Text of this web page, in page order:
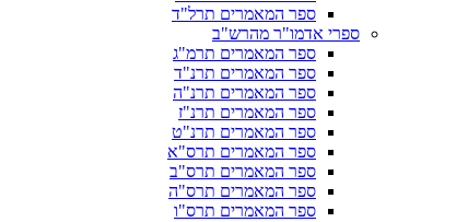
ספר המאמרים תרל"ד
ספרי אדמו"ר מהרש"ב
ספר המאמרים תרמ"ג
ספר המאמרים תרנ"ד
ספר המאמרים תרנ"ה
ספר המאמרים תרנ"ז
ספר המאמרים תרנ"ט
ספר המאמרים תרס"א
ספר המאמרים תרס"ב
ספר המאמרים תרס"ה
ספר המאמרים תרס"ו